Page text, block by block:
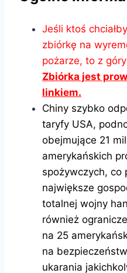
Jeśli ktoś
zbiórkę na
pożarze, to z
Zbiórka jest
linkiem.
Chiny szybko
taryfy USA,
obejmujące 21
amerykańskich
spożywczych, co
największe
totalnej wojny
również
na 25
na
ukarania